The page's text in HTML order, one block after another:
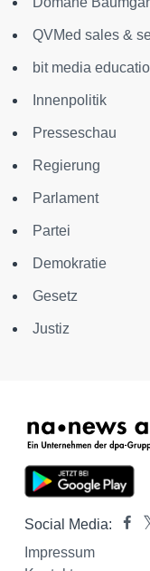
QVMed sales &
bit media
Innenpolitik
Presseschau
Regierung
Parlament
Partei
Demokratie
Gesetz
Justiz
Social Media:
Impressum